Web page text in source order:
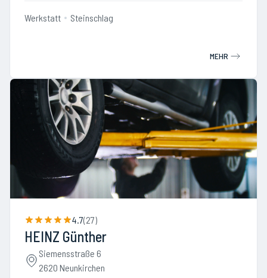
Werkstatt Steinschlag
MEHR
4.7(27)
HEINZ Günther
Siemensstraße 6
2620 Neunkirchen